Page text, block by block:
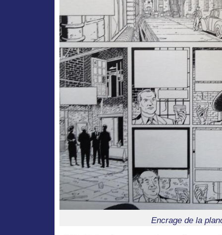
Encrage de la